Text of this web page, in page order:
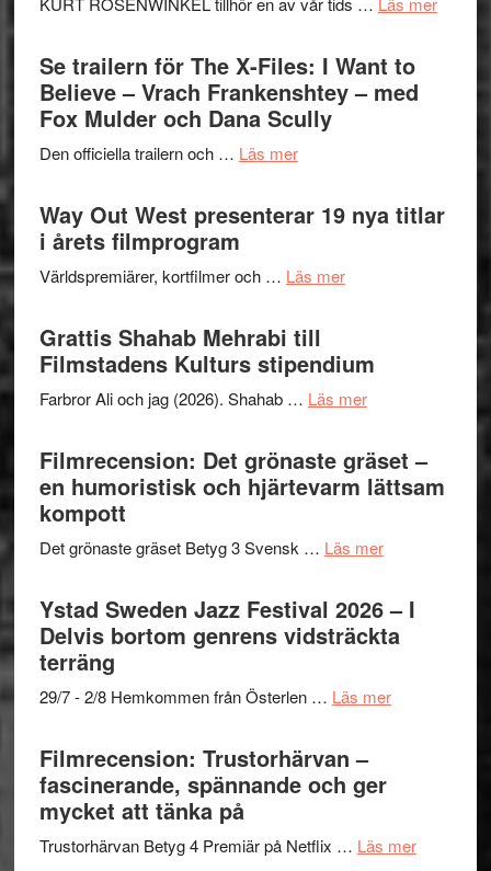
Folkets
–
en
Se trailern för The X-Files: I Want to
Believe – Vrach Frankenshtey – med
Fox Mulder och Dana Scully
Den officiella trailern och … Läs merom
trailern
för
X-
I
Want
to
Believe
Vrach
Frankenshtey
med
Mulder
och
Dana
Way Out West presenterar 19 nya titlar
i årets filmprogram
Världspremiärer, kortfilmer och … Läs merom
presenterar
19
titlar
i
Grattis Shahab Mehrabi till
Filmstadens Kulturs stipendium
Farbror Ali och jag (2026). Shahab … Läs merom
Shahab
Mehrabi
till
Kulturs
Filmrecension: Det grönaste gräset –
en humoristisk och hjärtevarm lättsam
kompott
Det grönaste gräset Betyg 3 Svensk … Läs merom
Det
grönaste
gräset
en
hjärtevarm
Ystad Sweden Jazz Festival 2026 – I
Delvis bortom genrens vidsträckta
terräng
29/7 - 2/8 Hemkommen från Österlen … Läs merom
–
Filmrecension: Trustorhärvan –
fascinerande, spännande och ger
mycket att tänka på
Trustorhärvan Betyg 4 Premiär på Netflix … Läs merom